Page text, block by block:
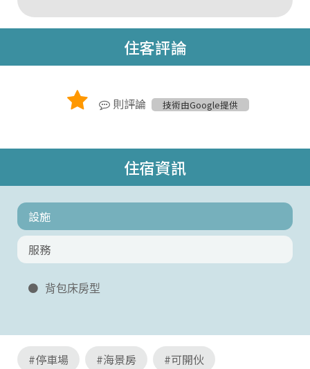
住客評論
則評論 技術由Google提供
住宿資訊
設施
服務
背包床房型
#停車場 #海景房
#可開伙